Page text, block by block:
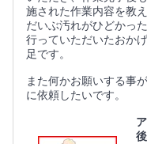
施された作業内容を教
だいぶ汚れがひどかっ
行っていただいたおか
足です。
また何かお願いする事
に依頼したいです。